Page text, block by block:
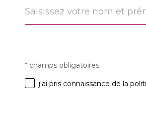
Validation
* champs obligatoires
j'ai pris connaissance de la